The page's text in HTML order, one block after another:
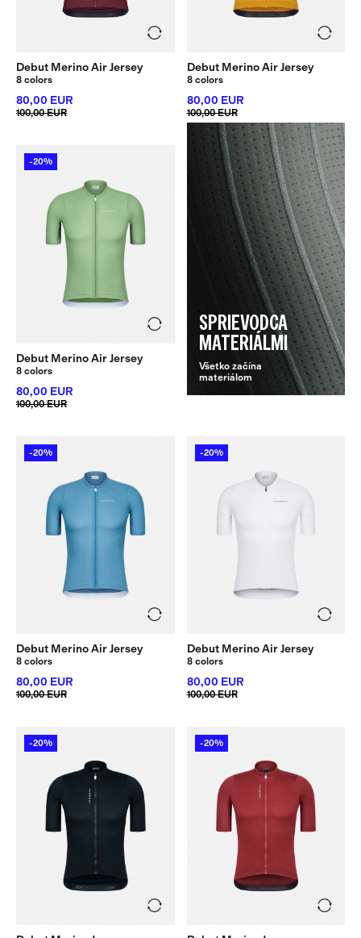
Debut Merino Air Jersey
8 colors
80,00 EUR
100,00 EUR
Debut Merino Air Jersey
8 colors
80,00 EUR
100,00 EUR
-20%
Debut Merino Air Jersey
8 colors
80,00 EUR
100,00 EUR
SPRIEVODCA
MATERIÁLMI
Všetko začína
materiálom
-20%
Debut Merino Air Jersey
8 colors
80,00 EUR
100,00 EUR
-20%
Debut Merino Air Jersey
8 colors
80,00 EUR
100,00 EUR
-20% -20%